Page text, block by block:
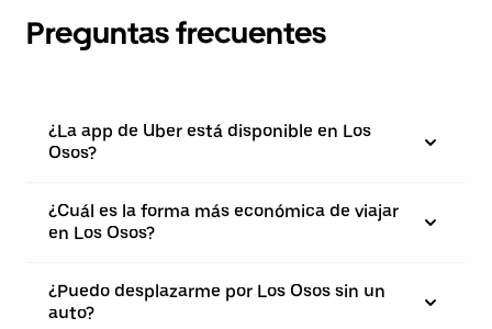
Preguntas frecuentes
¿La app de Uber está disponible en Los
Osos?
¿Cuál es la forma más económica de viajar
en Los Osos?
¿Puedo desplazarme por Los Osos sin un
auto?